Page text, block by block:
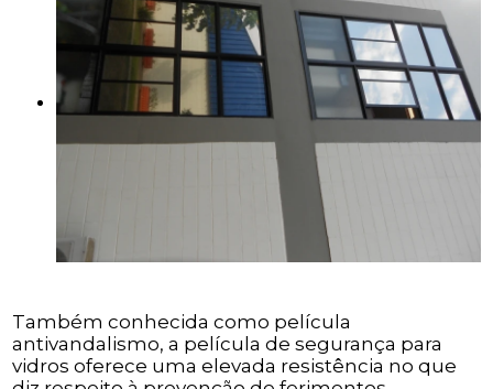
Também conhecida como película
antivandalismo, a película de segurança para
vidros oferece uma elevada resistência no que